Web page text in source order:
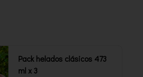
Pack helados clásicos 473
ml x 3